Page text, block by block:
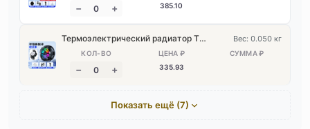
385.10
Термоэлектрический радиатор TL33 с зажимом — чёрный
335.93
Вес: 0.050 кг
Показать ещё (7)